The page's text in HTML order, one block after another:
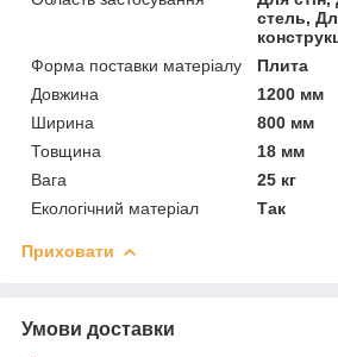
стель,
Форма поставки матеріалу
Плита
Довжина
1200 мм
Ширина
800 мм
Товщина
18 мм
Вага
25 кг
Екологічний матеріал
Так
Приховати
Умови доставки